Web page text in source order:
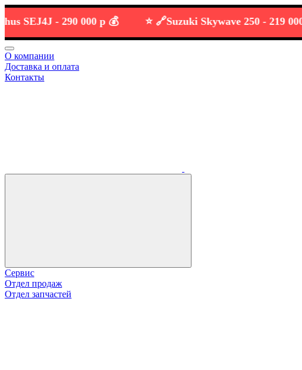
-290 000 р 💰 Suzuki Skywave 250 -219 000 р 💰
О компании
Доставка и оплата
Контакты
Сервис
Отдел продаж
Отдел запчастей